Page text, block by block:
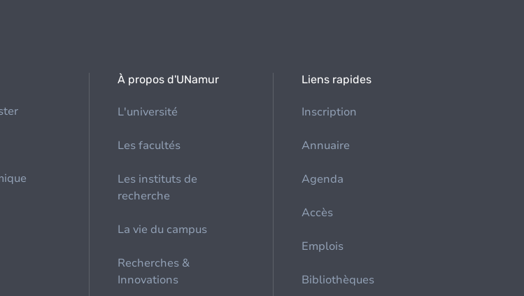
À propos d'UNamur
L'université
Les facultés
Les instituts de
recherche
La vie du campus
Recherches &
Innovations
Liens rapides
Inscription
Annuaire
Agenda
Accès
Emplois
Bibliothèques